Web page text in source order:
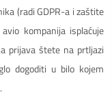
(radi GDPR-a i zaštite
kompanija isplaćuje
prijava štete na prtljazi
dogoditi u bilo kojem